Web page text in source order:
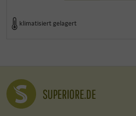
klimatisiert gelagert
SUPERIORE.DE